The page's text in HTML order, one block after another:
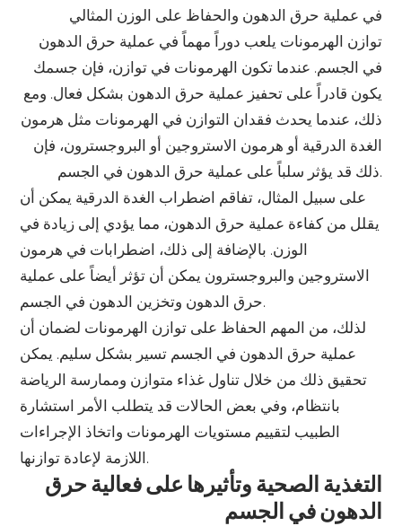
في عملية حرق الدهون والحفاظ على الوزن المثالي
توازن الهرمونات يلعب دوراً مهماً في عملية حرق الدهون
في الجسم. عندما تكون الهرمونات في توازن، فإن جسمك
يكون قادراً على تحفيز عملية حرق الدهون بشكل فعال. ومع
ذلك، عندما يحدث فقدان التوازن في الهرمونات مثل هرمون
الغدة الدرقية أو هرمون الاستروجين أو البروجسترون، فإن
ذلك قد يؤثر سلباً على عملية حرق الدهون في الجسم.
على سبيل المثال، تفاقم اضطراب الغدة الدرقية يمكن أن
يقلل من كفاءة عملية حرق الدهون، مما يؤدي إلى زيادة في
الوزن. بالإضافة إلى ذلك، اضطرابات في هرمون
الاستروجين والبروجسترون يمكن أن تؤثر أيضاً على عملية
حرق الدهون وتخزين الدهون في الجسم.
لذلك، من المهم الحفاظ على توازن الهرمونات لضمان أن
عملية حرق الدهون في الجسم تسير بشكل سليم. يمكن
تحقيق ذلك من خلال تناول غذاء متوازن وممارسة الرياضة
بانتظام، وفي بعض الحالات قد يتطلب الأمر استشارة
الطبيب لتقييم مستويات الهرمونات واتخاذ الإجراءات
اللازمة لإعادة توازنها.
التغذية الصحية وتأثيرها على فعالية حرق
الدهون في الجسم